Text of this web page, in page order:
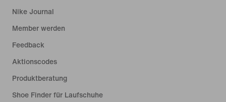
Nike Journal
Member werden
Feedback
Aktionscodes
Produktberatung
Shoe Finder für Laufschuhe